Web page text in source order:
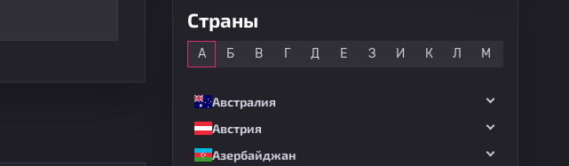
Страны
А Б В Г Д Е З И К Л М
Австралия
Австрия
Азербайджан